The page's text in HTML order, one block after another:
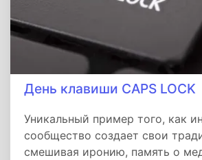
День клавиши CAPS LOCK
Уникальный пример того, как
сообщество создает свои
смешивая иронию, память о